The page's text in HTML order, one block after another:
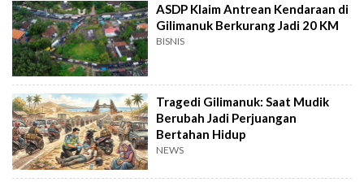
ASDP Klaim Antrean Kendaraan di
Gilimanuk Berkurang Jadi 20 KM
BISNIS
Tragedi Gilimanuk: Saat Mudik
Berubah Jadi Perjuangan
Bertahan Hidup
NEWS